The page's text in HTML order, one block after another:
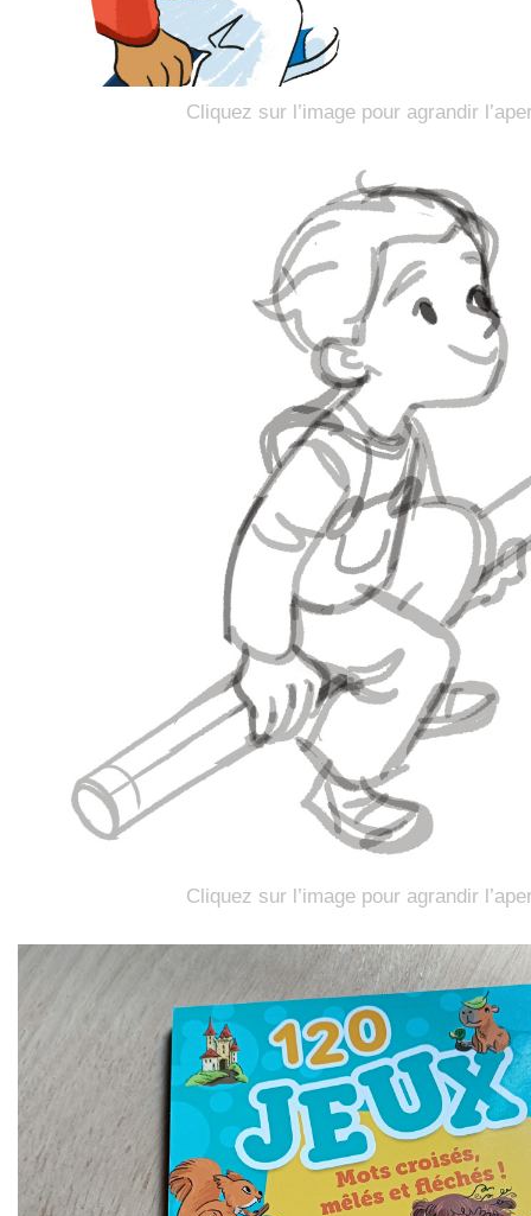
Cliquez sur l’image pour agrandir
Cliquez sur l’image pour agrandir